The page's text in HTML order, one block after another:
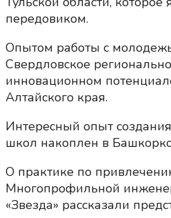
передовиком.
Опытом работы с
Свердловское
инновационном
Алтайского края.
Интересный опыт
школ накоплен в
О практике по
Многопрофильной
«Звезда» рассказали